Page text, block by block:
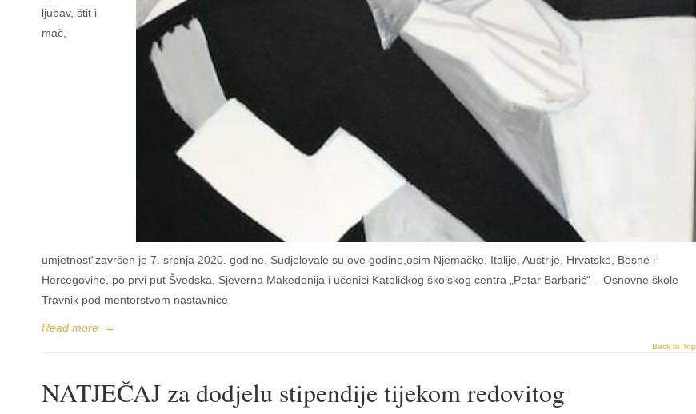
ljubav, štit i
mač,
umjetnost“završen je 7. srpnja 2020. godine. Sudjelovale su ove godine,osim Njemačke, Italije, Austrije, Hrvatske, Bosne i
Hercegovine, po prvi put Švedska, Sjeverna Makedonija i učenici Katoličkog školskog centra „Petar Barbarić“ – Osnovne škole
Travnik pod mentorstvom nastavnice
Read more →
Back to Top
NATJEČAJ za dodjelu stipendije tijekom redovitog